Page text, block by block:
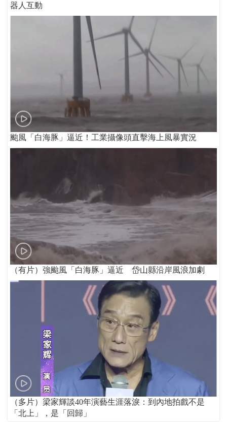
器人互動
颱風「白海豚」逼近！工業攝像頭直擊海上風暴實況
（有片）強颱風「白海豚」逼近 岱山縣沿岸風浪加劇
（多片）梁家輝談40年演藝生涯落淚：到內地拍戲不是
「北上」，是「回歸」